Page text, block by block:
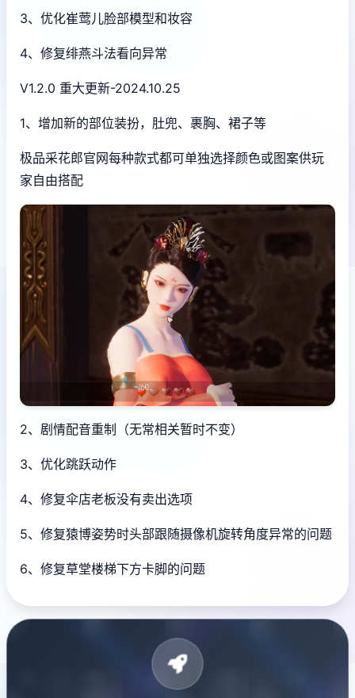
3、优化崔莺儿脸部模型和妆容
4、修复绯燕斗法看向异常
V1.2.0 重大更新-2024.10.25
1、增加新的部位装扮，肚兜、裹胸、裙子等
极品采花郎官网每种款式都可单独选择颜色或图案供玩
家自由搭配
2、剧情配音重制（无常相关暂时不变）
3、优化跳跃动作
4、修复伞店老板没有卖出选项
5、修复猿博姿势时头部跟随摄像机旋转角度异常的问题
6、修复草堂楼梯下方卡脚的问题